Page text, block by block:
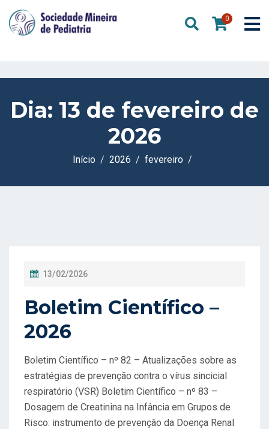
0
Dia: 13 de fevereiro de
2026
Início 2026 fevereiro
P
S
T
A
D
O
E
M
13/02/2026
Boletim Científico –
2026
Boletim Científico – nº 82 – Atualizações sobre as
estratégias de prevenção contra o vírus sincicial
respiratório (VSR) Boletim Científico – nº 83 –
Dosagem de Creatinina na Infância em Grupos de
Risco: instrumento de prevenção da Doença Renal